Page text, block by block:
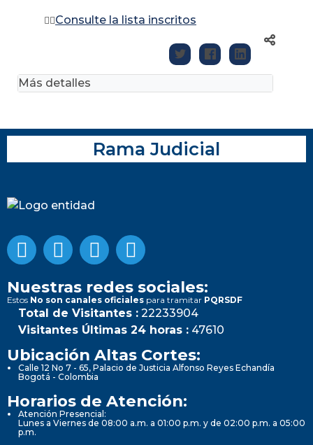
👉🏽Consulte la lista inscritos
Más detalles
Rama Judicial
Nuestras redes sociales:
Estos No son canales oficiales para tramitar PQRSDF
Total de Visitantes : 22233904
Visitantes Últimas 24 horas : 47610
Ubicación Altas Cortes:
Calle 12 No 7 - 65, Palacio de Justicia Alfonso Reyes Echandía
Bogotá - Colombia
Horarios de Atención:
Atención Presencial:
Lunes a Viernes de 08:00 a.m. a 01:00 p.m. y de 02:00 p.m. a 05:00
p.m.